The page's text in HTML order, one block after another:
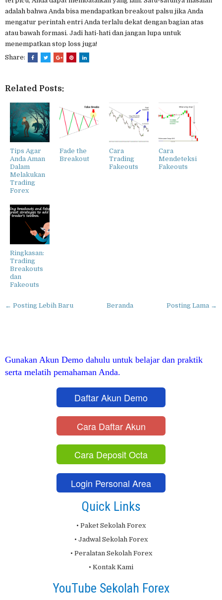
adalah bahwa Anda bisa mendapatkan breakout palsu jika Anda
mengatur perintah entri Anda terlalu dekat dengan bagian atas
atau bawah formasi. Jadi hati-hati dan jangan lupa untuk
menempatkan stop loss juga!
Share:
Related Posts:
Tips Agar
Anda Aman
Dalam
Melakukan
Trading
Forex
Fade the
Breakout
Cara
Trading
Fakeouts
Cara
Mendeteksi
Fakeouts
Ringkasan:
Trading
Breakouts
dan
Fakeouts
← Posting Lebih Baru Posting Lama →
Beranda
Gunakan Akun Demo dahulu untuk belajar dan praktik
serta melatih pemahaman Anda.
Daftar Akun Demo
Cara Daftar Akun
Cara Deposit Octa
Login Personal Area
Quick Links
• Paket Sekolah Forex
• Jadwal Sekolah Forex
• Peralatan Sekolah Forex
• Kontak Kami
YouTube Sekolah Forex